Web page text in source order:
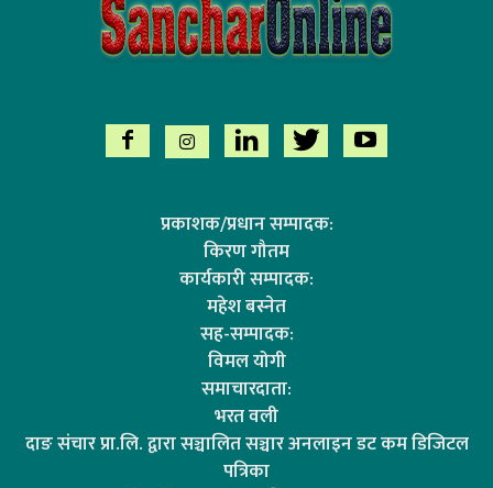
प्रकाशक/प्रधान सम्पादक:
किरण गौतम
कार्यकारी सम्पादक:
महेश बस्नेत
सह-सम्पादक:
विमल योगी
समाचारदाता:
भरत वली
दाङ संचार प्रा.लि. द्वारा सञ्चालित सञ्चार अनलाइन डट कम डिजिटल
पत्रिका